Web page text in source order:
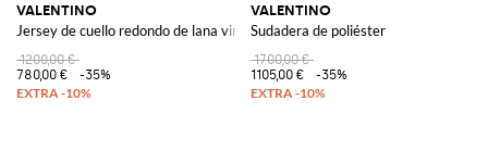
VALENTINO
Jersey de cuello redondo de lana virgen Chez
1200,00 €
780,00 €
-35%
VALENTINO
Sudadera de poliéster
1700,00 €
1105,00 €
-35%